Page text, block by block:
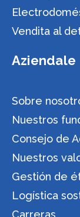
Vendita al
Aziendale
Sobre
Nuestros
Consejo de
Nuestros
Gestión de
Logística
Carreras